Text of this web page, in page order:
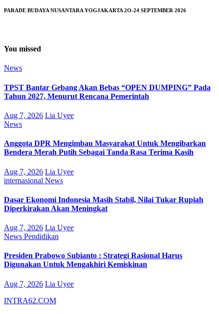
PARADE BUDAYA NUSANTARA YOGJAKARTA 2O-24 SEPTEMBER 2026
You missed
News
TPST Bantar Gebang Akan Bebas “OPEN DUMPING” Pada
Tahun 2027, Menurut Rencana Pemerintah
Aug 7, 2026 Lia Uyee
News
Anggota DPR Mengimbau Masyarakat Untuk Mengibarkan
Bendera Merah Putih Sebagai Tanda Rasa Terima Kasih
Aug 7, 2026 Lia Uyee
internasional News
Dasar Ekonomi Indonesia Masih Stabil, Nilai Tukar Rupiah
Diperkirakan Akan Meningkat
Aug 7, 2026 Lia Uyee
News Pendidikan
Presiden Prabowo Subianto : Strategi Rasional Harus
Digunakan Untuk Mengakhiri Kemiskinan
Aug 7, 2026 Lia Uyee
INTRA62.COM